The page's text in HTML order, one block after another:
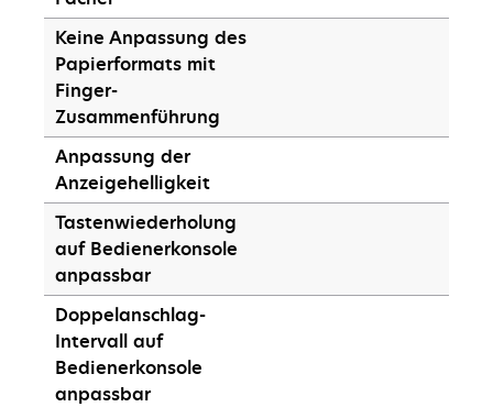
Keine Anpassung des
Papierformats mit
Finger-
Zusammenführung
Anpassung der
Anzeigehelligkeit
Tastenwiederholung
auf Bedienerkonsole
anpassbar
Doppelanschlag-
Intervall auf
Bedienerkonsole
anpassbar